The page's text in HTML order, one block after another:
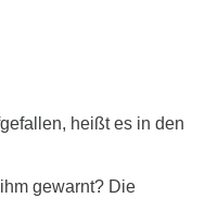
heißt es in den
gewarnt? Die